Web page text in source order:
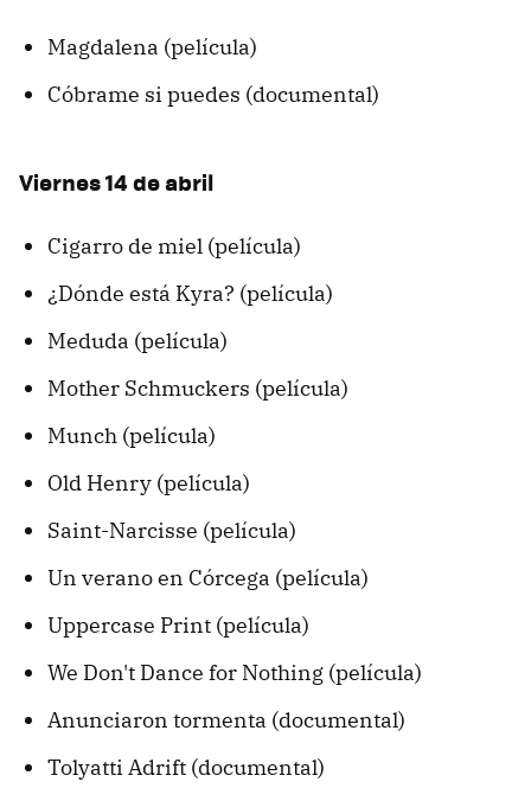
Magdalena (película)
Cóbrame si puedes (documental)
Viernes 14 de abril
Cigarro de miel (película)
¿Dónde está Kyra? (película)
Meduda (película)
Mother Schmuckers (película)
Munch (película)
Old Henry (película)
Saint-Narcisse (película)
Un verano en Córcega (película)
Uppercase Print (película)
We Don't Dance for Nothing (película)
Anunciaron tormenta (documental)
Tolyatti Adrift (documental)